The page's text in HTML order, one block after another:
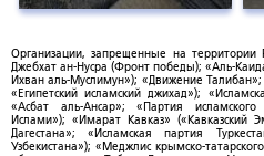
Организации, запрещенные на территории
Джебхат ан-Нусра (Фронт победы); «Аль-
Ихван аль-Муслимун»); «Движение
«Египетский исламский джихад»);
«Асбат аль-Ансар»; «Партия исламского
Ислами»); «Имарат Кавказ» («Кавказский
Дагестана»; «Исламская партия
Узбекистана»); «Меджлис крымско-